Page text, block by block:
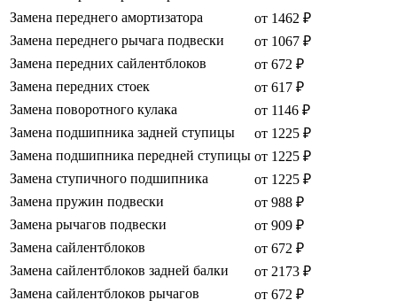
Замена переднего амортизатора
от 1462 ₽
Замена переднего рычага подвески
от 1067 ₽
Замена передних сайлентблоков
от 672 ₽
Замена передних стоек
от 617 ₽
Замена поворотного кулака
от 1146 ₽
Замена подшипника задней ступицы
от 1225 ₽
Замена подшипника передней ступицы от 1225 ₽
Замена ступичного подшипника
от 1225 ₽
Замена пружин подвески
от 988 ₽
Замена рычагов подвески
от 909 ₽
Замена сайлентблоков
от 672 ₽
Замена сайлентблоков задней балки
от 2173 ₽
Замена сайлентблоков рычагов
от 672 ₽